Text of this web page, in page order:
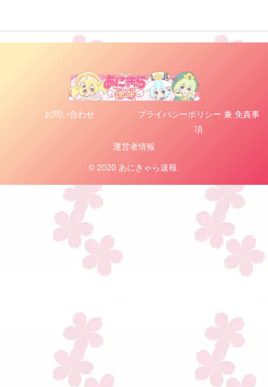
お問い合わせ
プライバシーポリシー 兼 免責事
項
運営者情報
© 2020 あにきゃら速報.